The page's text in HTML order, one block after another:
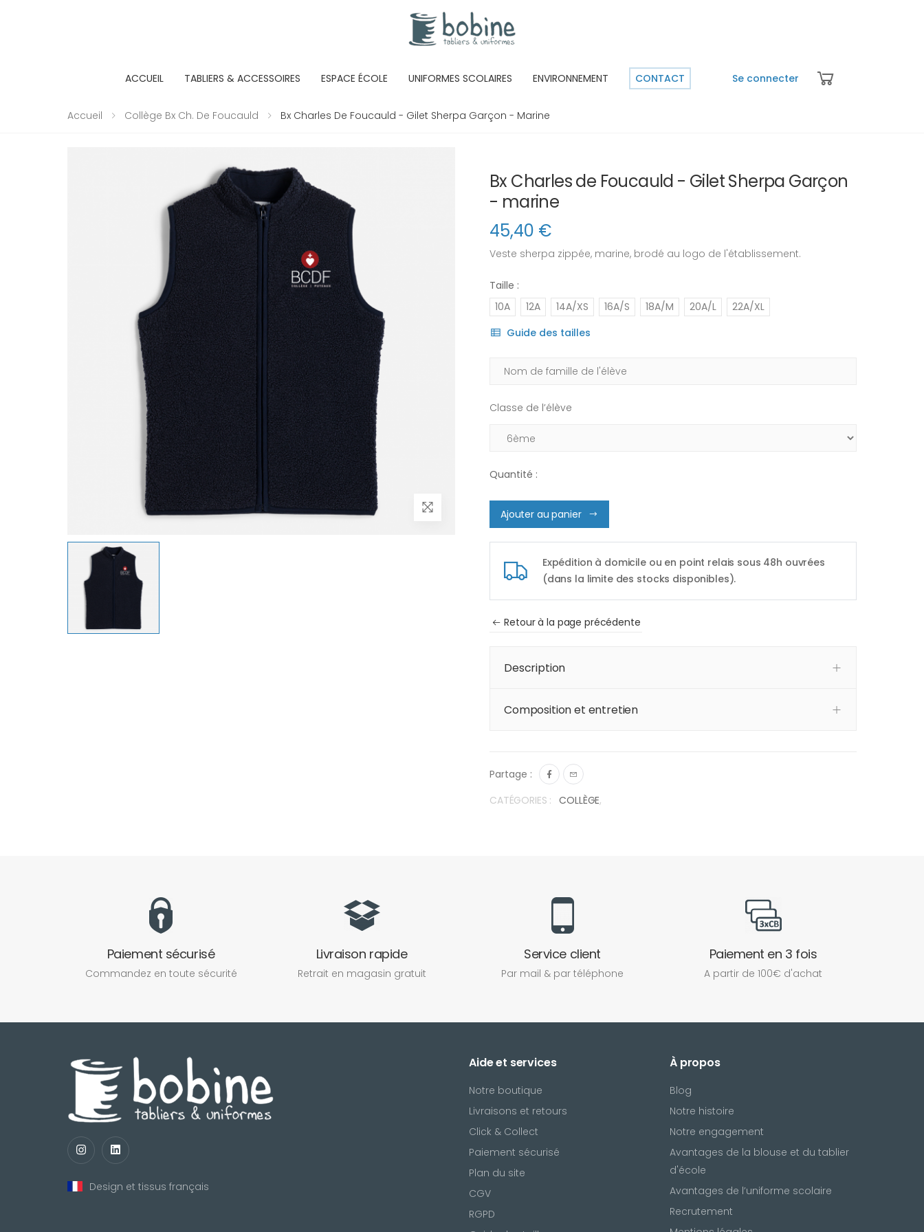
ACCUEIL TABLIERS & ACCESSOIRES ESPACE ÉCOLE UNIFORMES SCOLAIRES ENVIRONNEMENT CONTACT Se connecter
Accueil Collège Bx Ch. De Foucauld Bx Charles De Foucauld - Gilet Sherpa Garçon - Marine
Bx Charles de Foucauld - Gilet Sherpa Garçon
- marine
45,40 €
Veste sherpa zippée, marine, brodé au logo de l'établissement.
Taille :
10A
12A 14A/XS 16A/S 18A/M 20A/L
22A/XL
Guide des tailles
Classe de l’élève
Quantité :
Ajouter au panier
Expédition à domicile ou en point relais sous 48h ouvrées
(dans la limite des stocks disponibles).
Retour à la page précédente
Description
Composition et entretien
Partage :
CATÉGORIES :
COLLÈGE,
Paiement sécurisé
Commandez en toute sécurité
Livraison rapide
Retrait en magasin gratuit
Service client
Par mail & par téléphone
Paiement en 3 fois
A partir de 100€ d'achat
Design et tissus français
Aide et services
Notre boutique
Livraisons et retours
Click & Collect
Paiement sécurisé
Plan du site
CGV
RGPD
À propos
Blog
Notre histoire
Notre engagement
Avantages de la blouse et du tablier
d'école
Avantages de l’uniforme scolaire
Recrutement